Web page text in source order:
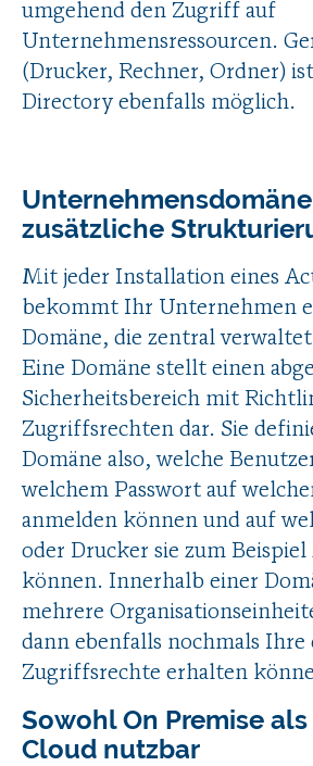
umgehend den Zugriff auf
Unternehmensressourcen.
(Drucker, Rechner, Ordner)
Directory ebenfalls möglich.
zusätzliche
Mit jeder Installation eines
bekommt Ihr Unternehmen
Domäne, die zentral
Eine Domäne stellt einen
Sicherheitsbereich mit
Zugriffsrechten dar. Sie
Domäne also, welche
welchem Passwort auf
anmelden können und auf
oder Drucker sie zum
können. Innerhalb einer
mehrere
dann ebenfalls nochmals Ihre
Zugriffsrechte erhalten
Sowohl On Premise
Cloud nutzbar